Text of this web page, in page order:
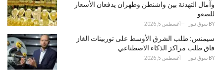
وآمال التهدئة بين واشنطن وطهران يدفعان الأسعار
للصعو
BY سوق نيوز أغسطس 5, 2026
سيمنس: طلب الشرق الأوسط على توربينات الغاز
فاق طلب مراكز الذكاء الاصطناعي
BY سوق نيوز أغسطس 5, 2026